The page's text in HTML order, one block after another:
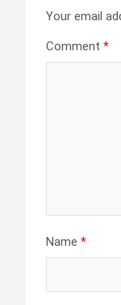
Your email
Comment *
Name *